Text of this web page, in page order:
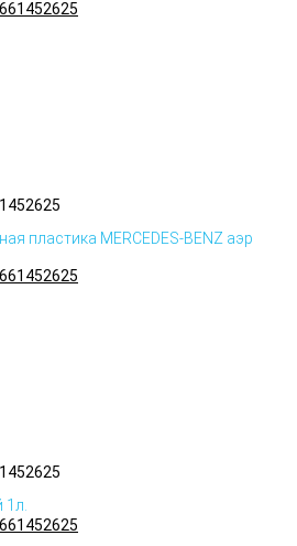
пластика MERCEDES-BENZ аэр
1л.